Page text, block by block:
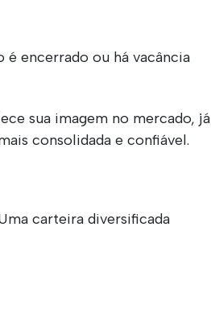
encerrado ou há vacância
sua imagem no mercado, já
consolidada e confiável.
carteira diversificada